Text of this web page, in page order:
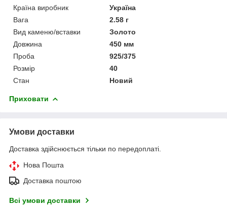
Країна виробник
Україна
Вага
2.58 г
Вид каменю/вставки
Золото
Довжина
450 мм
Проба
925/375
Розмір
40
Стан
Новий
Приховати
Умови доставки
Доставка здійснюється тільки по передоплаті.
Нова Пошта
Доставка поштою
Всі умови доставки